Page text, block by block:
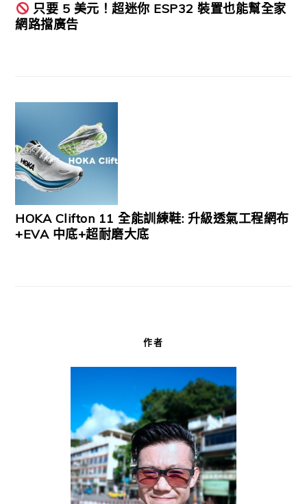
只要 5 美元！超迷你 ESP32 裝置也能幫全家
網路擋廣告
HOKA Clifton 11 全能訓練鞋: 升級透氣工程網布
+EVA 中底+超耐磨大底
作者